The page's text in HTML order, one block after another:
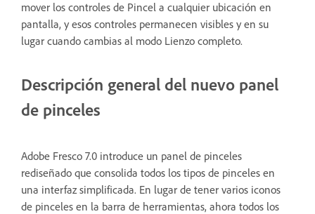
mover los controles de Pincel a cualquier ubicación en
pantalla, y esos controles permanecen visibles y en su
lugar cuando cambias al modo Lienzo completo.
Descripción general del nuevo panel
de pinceles
Adobe Fresco 7.0 introduce un panel de pinceles
rediseñado que consolida todos los tipos de pinceles en
una interfaz simplificada. En lugar de tener varios iconos
de pinceles en la barra de herramientas, ahora todos los